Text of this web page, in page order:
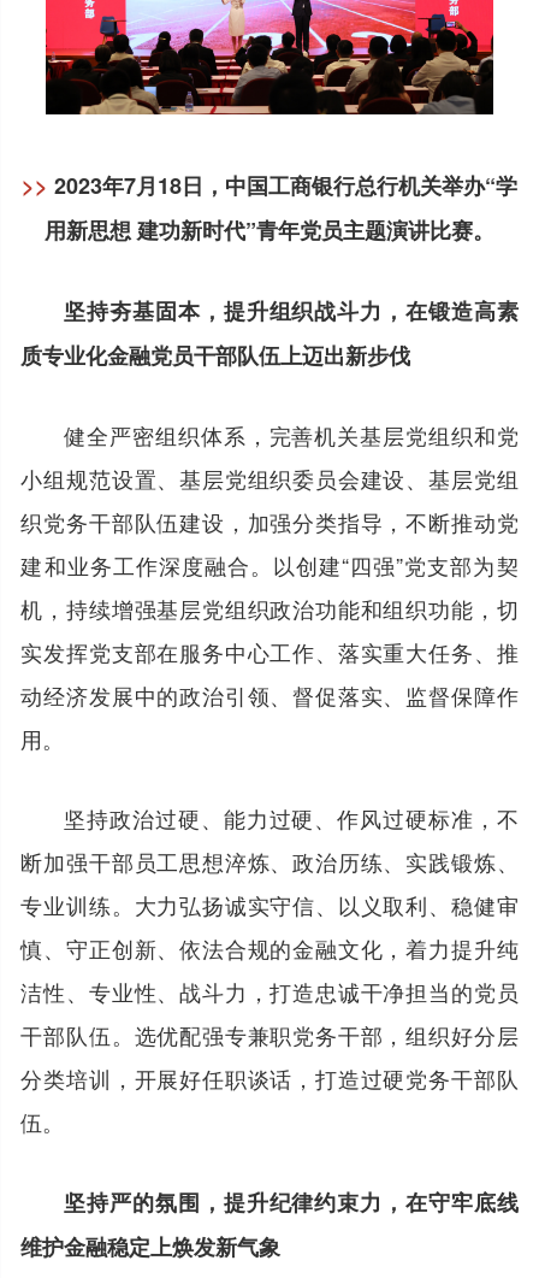
>> 2023年7月18日，中国工商银行总行机关举办“学
用新思想 建功新时代”青年党员主题演讲比赛。
坚持夯基固本，提升组织战斗力，在锻造高素
质专业化金融党员干部队伍上迈出新步伐
健全严密组织体系，完善机关基层党组织和党
小组规范设置、基层党组织委员会建设、基层党组
织党务干部队伍建设，加强分类指导，不断推动党
建和业务工作深度融合。以创建“四强”党支部为契
机，持续增强基层党组织政治功能和组织功能，切
实发挥党支部在服务中心工作、落实重大任务、推
动经济发展中的政治引领、督促落实、监督保障作
用。
坚持政治过硬、能力过硬、作风过硬标准，不
断加强干部员工思想淬炼、政治历练、实践锻炼、
专业训练。大力弘扬诚实守信、以义取利、稳健审
慎、守正创新、依法合规的金融文化，着力提升纯
洁性、专业性、战斗力，打造忠诚干净担当的党员
干部队伍。选优配强专兼职党务干部，组织好分层
分类培训，开展好任职谈话，打造过硬党务干部队
伍。
坚持严的氛围，提升纪律约束力，在守牢底线
维护金融稳定上焕发新气象